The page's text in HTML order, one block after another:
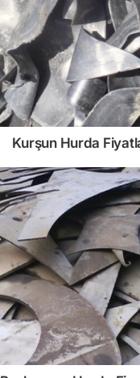
Kurşun Hurda